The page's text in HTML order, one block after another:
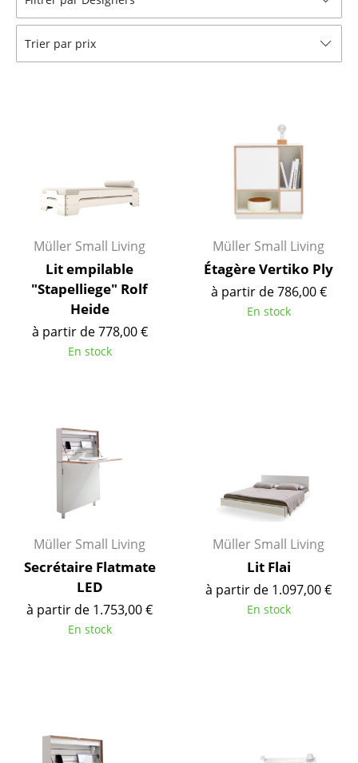
Tables hautes & Pupitres
Tables enfants
Rangements
Bibliothèques
Étagères murales
Buffets & Commodes
Meubles de bar
Garde-robes
Petits rangements
Pièces détachées
... voir tous les rangements
Luminaires
Suspensions & Plafonniers
Lampes de sol
Trier par prix
Müller Small Living
Lit empilable
"Stapelliege" Rolf
Heide
à partir de 778,00 €
En stock
Müller Small Living
Étagère Vertiko Ply
à partir de 786,00 €
En stock
Müller Small Living
Secrétaire Flatmate
LED
à partir de 1.753,00 €
En stock
Müller Small Living
Lit Flai
à partir de 1.097,00 €
En stock